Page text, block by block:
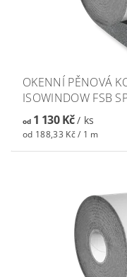
OKENNÍ PĚNOVÁ
ISOWINDOW FSB
od1 130 Kč/ ks
od 188,33 Kč / 1 m